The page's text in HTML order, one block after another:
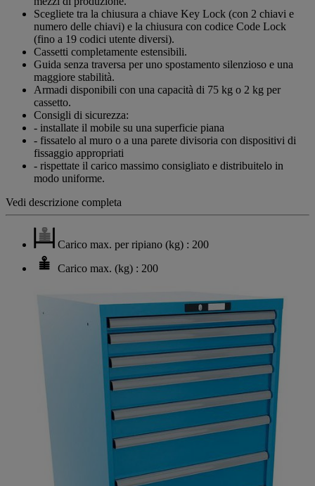
Scegliete tra la chiusura a chiave Key Lock (con 2 chiavi e
numero delle chiavi) e la chiusura con codice Code Lock
(fino a 19 codici utente diversi).
Cassetti completamente estensibili.
Guida senza traversa per uno spostamento silenzioso e una
maggiore stabilità.
Armadi disponibili con una capacità di 75 kg o 2 kg per
cassetto.
Consigli di sicurezza:
- installate il mobile su una superficie piana
- fissatelo al muro o a una parete divisoria con dispositivi di
fissaggio appropriati
- rispettate il carico massimo consigliato e distribuitelo in
modo uniforme.
Vedi descrizione completa
Carico max. per ripiano (kg) : 200
Carico max. (kg) : 200